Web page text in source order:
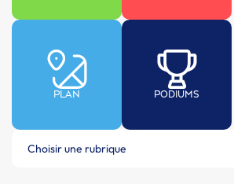
PLAN PODIUMS
Choisir une rubrique